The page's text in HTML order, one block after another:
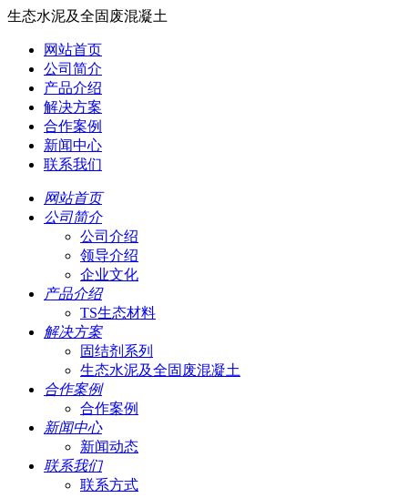
生态水泥及全固废混凝土
网站首页
公司简介
产品介绍
解决方案
合作案例
新闻中心
联系我们
网站首页
公司简介
公司介绍
领导介绍
企业文化
产品介绍
TS生态材料
解决方案
固结剂系列
生态水泥及全固废混凝土
合作案例
合作案例
新闻中心
新闻动态
联系我们
联系方式